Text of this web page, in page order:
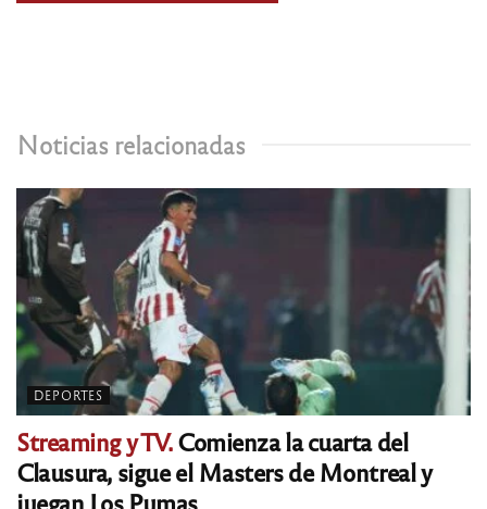
Noticias relacionadas
DEPORTES
Streaming y TV.Comienza la cuarta del
Clausura, sigue el Masters de Montreal y
juegan Los Pumas